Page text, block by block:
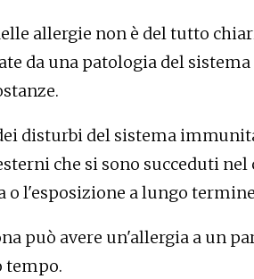
allergie non è del tutto
da una patologia del
disturbi del sistema
che si sono succeduti
o l'esposizione a lungo
può avere un'allergia a un
tempo.